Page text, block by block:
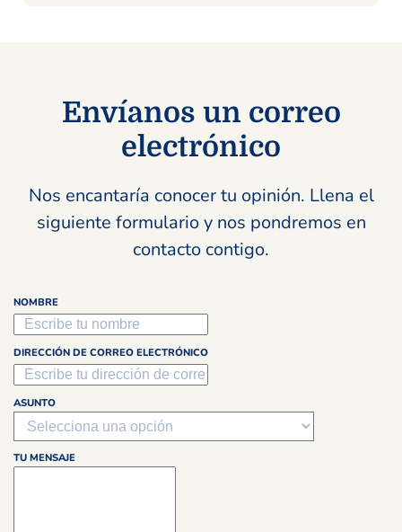
Envíanos un correo
electrónico
Nos encantaría conocer tu opinión. Llena el
siguiente formulario y nos pondremos en
contacto contigo.
NOMBRE
DIRECCIÓN DE CORREO ELECTRÓNICO
ASUNTO
TU MENSAJE